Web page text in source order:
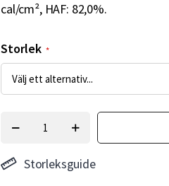
cal/cm², HAF: 82,0%.
Storlek
Storleksguide